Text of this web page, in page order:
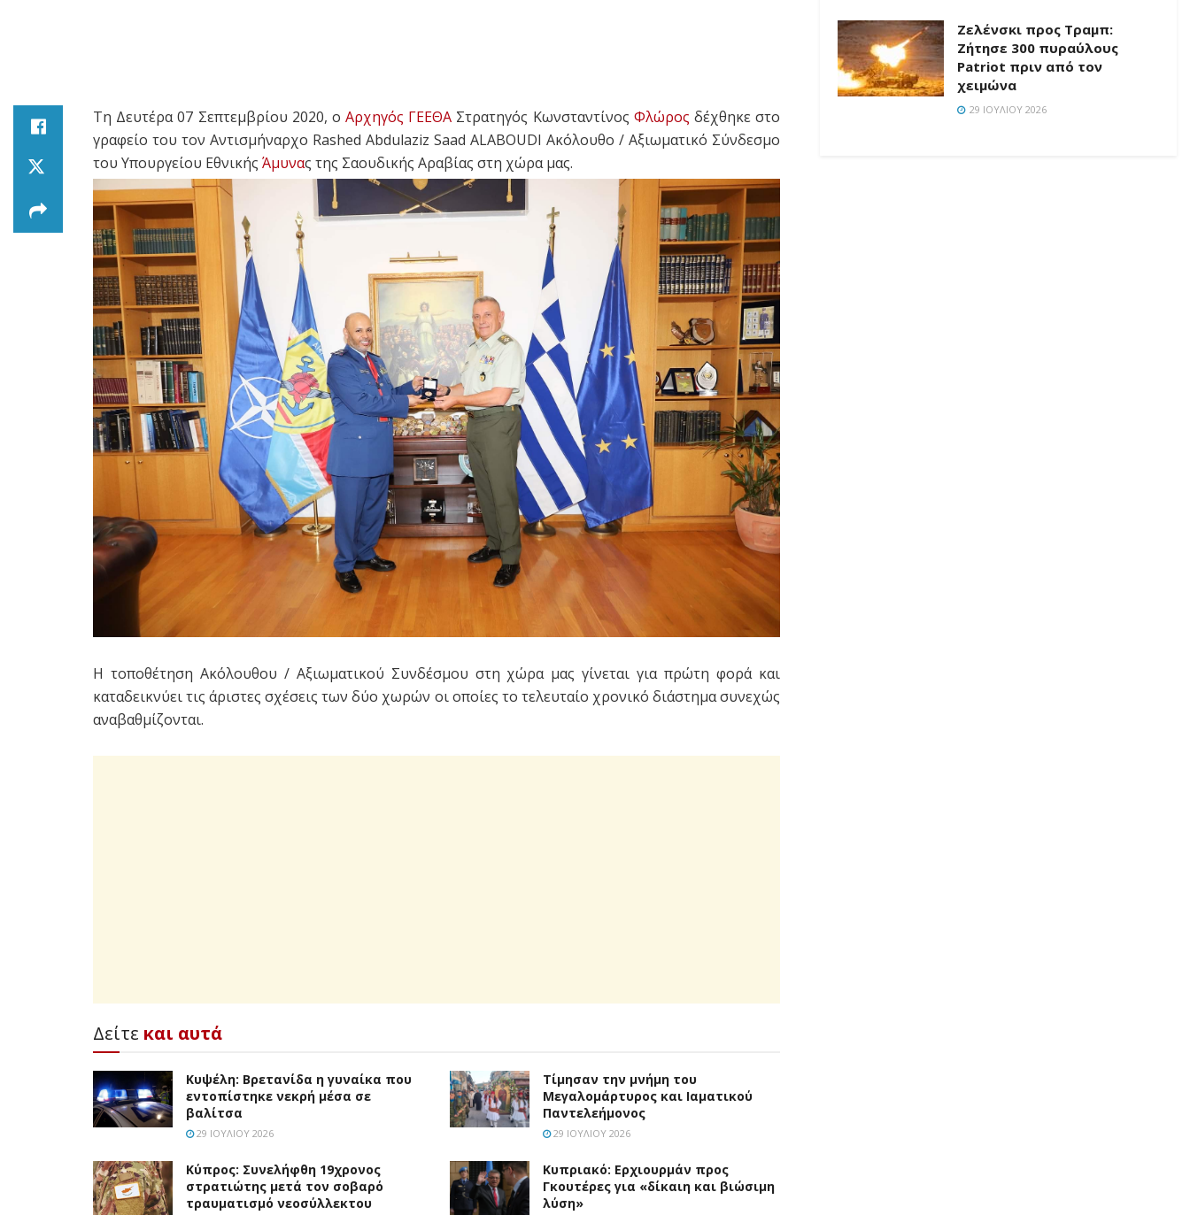
Τη Δευτέρα 07 Σεπτεμβρίου 2020, ο Αρχηγός ΓΕΕΘΑ Στρατηγός Κωνσταντίνος Φλώρος δέχθηκε στο
γραφείο του τον Αντισμήναρχο Rashed Abdulaziz Saad ALABOUDI Ακόλουθο / Αξιωματικό Σύνδεσμο
του Υπουργείου Εθνικής Άμυνας της Σαουδικής Αραβίας στη χώρα μας.
Η τοποθέτηση Ακόλουθου / Αξιωματικού Συνδέσμου στη χώρα μας γίνεται για πρώτη φορά και
καταδεικνύει τις άριστες σχέσεις των δύο χωρών οι οποίες το τελευταίο χρονικό διάστημα συνεχώς
αναβαθμίζονται.
Δείτε και αυτά
Κυψέλη: Βρετανίδα η γυναίκα που
εντοπίστηκε νεκρή μέσα σε
βαλίτσα
29 ΙΟΥΛΊΟΥ 2026
Τίμησαν την μνήμη του
Μεγαλομάρτυρος και Ιαματικού
Παντελεήμονος
29 ΙΟΥΛΊΟΥ 2026
Κύπρος: Συνελήφθη 19χρονος
στρατιώτης μετά τον σοβαρό
τραυματισμό νεοσύλλεκτου
Κυπριακό: Ερχιουρμάν προς
Γκουτέρες για «δίκαιη και βιώσιμη
λύση»
Ζελένσκι προς Τραμπ:
Ζήτησε 300 πυραύλους
Patriot πριν από τον
χειμώνα
29 ΙΟΥΛΊΟΥ 2026